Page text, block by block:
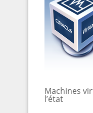
Machines
l’état